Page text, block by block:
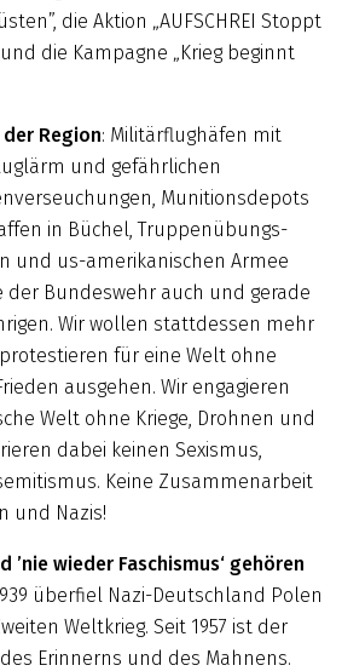
die Aktion „AUFSCHREI Stoppt
die Kampagne „Krieg beginnt
Region: Militärflughäfen mit
und gefähr­lichen
Munitionsdepots
in Büchel, Truppenübungs­
und us-amerikanischen Armee
der Bun­des­wehr auch und gerade
Wir wollen stattdessen mehr
für eine Welt ohne
ausgehen. Wir engagieren
Welt ohne Kriege, Drohnen und
dabei keinen Sexismus,
Keine Zusammenarbeit
und Nazis!
’nie wieder Faschismus‘ gehören
überfiel Nazi-Deutschland Polen
Weltkrieg. Seit 1957 ist der
Erinnerns und des Mahnens.